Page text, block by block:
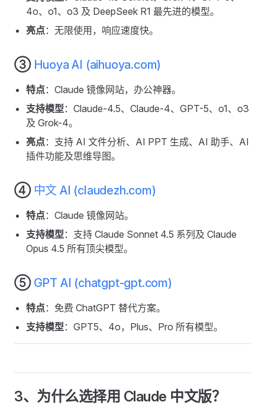
4o、o1、o3 及 DeepSeek R1 最先进的模型。
亮点：无限使用，响应速度快。
③ Huoya AI (aihuoya.com)
特点：Claude 镜像网站，办公神器。
支持模型：Claude-4.5、Claude-4、GPT-5、o1、o3
及 Grok-4。
亮点：支持 AI 文件分析、AI PPT 生成、AI 助手、AI
插件功能及思维导图。
④ 中文 AI (claudezh.com)
特点：Claude 镜像网站。
支持模型：支持 Claude Sonnet 4.5 系列及 Claude
Opus 4.5 所有顶尖模型。
⑤ GPT AI (chatgpt-gpt.com)
特点：免费 ChatGPT 替代方案。
支持模型：GPT5、4o，Plus、Pro 所有模型。
3、为什么选择用 Claude 中文版？